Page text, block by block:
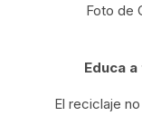
Foto de
Educa
El reciclaje